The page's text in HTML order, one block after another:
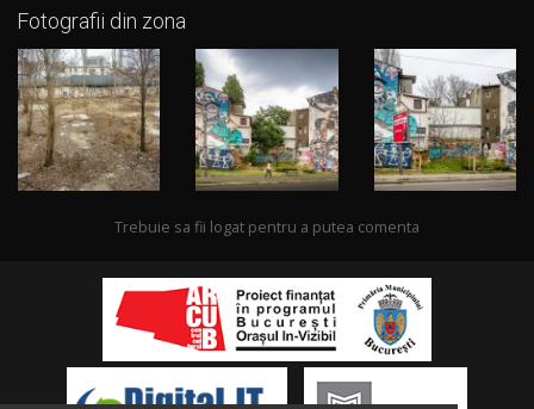
Fotografii din zona
Trebuie sa fii logat pentru a putea comenta